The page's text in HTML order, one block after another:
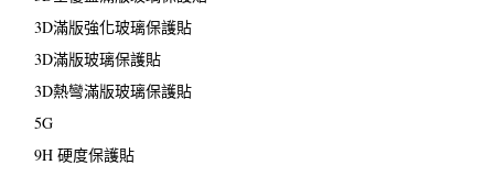
3D滿版強化玻璃保護貼
3D滿版玻璃保護貼
3D熱彎滿版玻璃保護貼
5G
9H 硬度保護貼